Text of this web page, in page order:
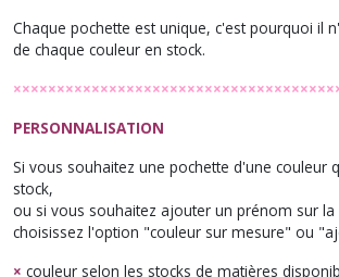
Chaque pochette est unique, c'est pourquoi il
de chaque couleur en stock.
PERSONNALISATION
Si vous souhaitez une pochette d'une couleur
stock,
ou si vous souhaitez ajouter un prénom sur la
choisissez l'option "couleur sur mesure" ou
× couleur selon les stocks de matières